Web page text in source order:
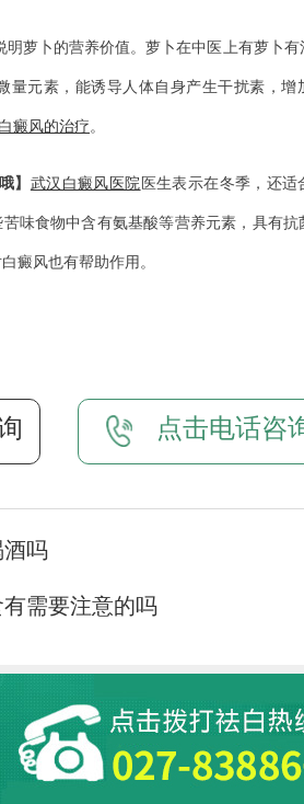
明萝卜的营养价值。萝卜在中医上有萝卜有
量元素，能诱导人体自身产生干扰素，增
白癜风的治疗。
】 武汉白癜风医院 医生表示在冬季，还适
味食物中含有氨基酸等营养元素，具有抗
癜风也有帮助作用。
点击电话咨
吗
需要注意的吗